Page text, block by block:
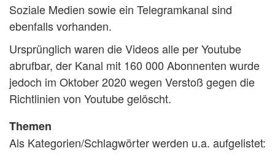
Soziale Medien sowie ein Telegramkanal sind
ebenfalls vorhanden.
Ursprünglich waren die Videos alle per Youtube
abrufbar, der Kanal mit 160 000 Abonnenten wurde
jedoch im Oktober 2020 wegen Verstoß gegen die
Richtlinien von Youtube gelöscht.
Themen
Als Kategorien/Schlagwörter werden u.a. aufgelistet: